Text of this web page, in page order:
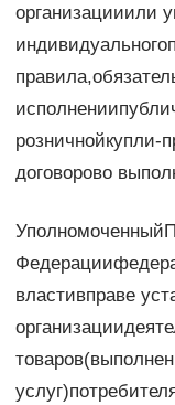
организацииили
розничнойкупли-
договорово
властивправе